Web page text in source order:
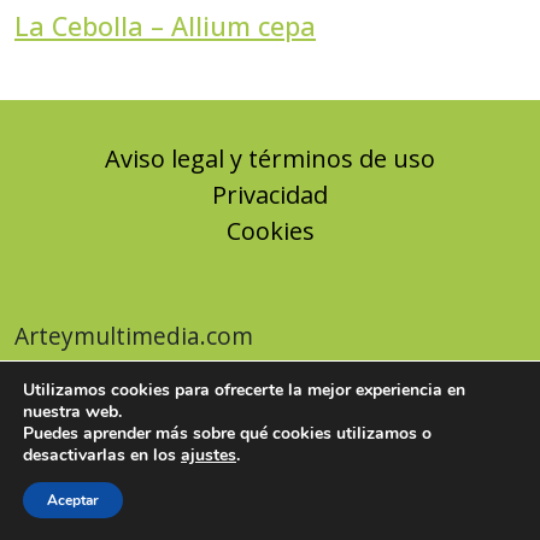
La Cebolla – Allium cepa
Aviso legal y términos de uso
Privacidad
Cookies
Arteymultimedia.com
Utilizamos cookies para ofrecerte la mejor experiencia en
nuestra web.
Puedes aprender más sobre qué cookies utilizamos o
desactivarlas en los ajustes.
Aceptar